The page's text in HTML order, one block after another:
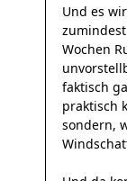
Und es
Wochen
faktisch
praktisch
sondern,